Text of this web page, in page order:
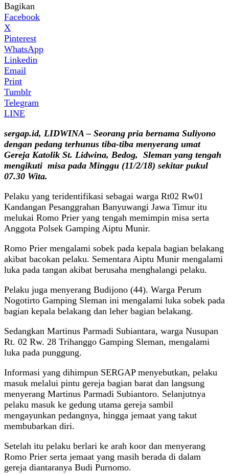
Bagikan
Facebook
X
Pinterest
WhatsApp
Linkedin
Email
Print
Tumblr
Telegram
LINE
sergap.id, LIDWINA – Seorang pria bernama Suliyono
dengan pedang terhunus tiba-tiba menyerang umat
Gereja Katolik St. Lidwina, Bedog, Sleman yang tengah
mengikuti misa pada Minggu (11/2/18) sekitar pukul
07.30 Wita.
Pelaku yang teridentifikasi sebagai warga Rt02 Rw01
Kandangan Pesanggrahan Banyuwangi Jawa Timur itu
melukai Romo Prier yang tengah memimpin misa serta
Anggota Polsek Gamping Aiptu Munir.
Romo Prier mengalami sobek pada kepala bagian belakang
akibat bacokan pelaku. Sementara Aiptu Munir mengalami
luka pada tangan akibat berusaha menghalangi pelaku.
Pelaku juga menyerang Budijono (44). Warga Perum
Nogotirto Gamping Sleman ini mengalami luka sobek pada
bagian kepala belakang dan leher bagian belakang.
Sedangkan Martinus Parmadi Subiantara, warga Nusupan
Rt. 02 Rw. 28 Trihanggo Gamping Sleman, mengalami
luka pada punggung.
Informasi yang dihimpun SERGAP menyebutkan, pelaku
masuk melalui pintu gereja bagian barat dan langsung
menyerang Martinus Parmadi Subiantoro. Selanjutnya
pelaku masuk ke gedung utama gereja sambil
mengayunkan pedangnya, hingga jemaat yang takut
membubarkan diri.
Setelah itu pelaku berlari ke arah koor dan menyerang
Romo Prier serta jemaat yang masih berada di dalam
gereja diantaranya Budi Purnomo.